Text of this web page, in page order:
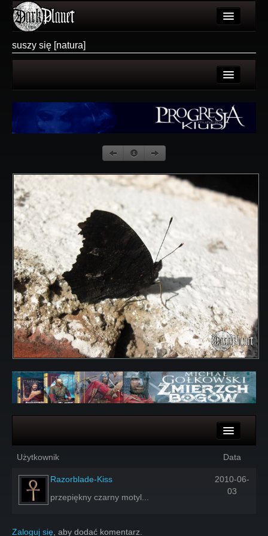
Użytkownicy
Galeria
Forum
Login
suszy się [natura]
Galerie użytkownika
Głosy
Użytkownik Data
Razorblade-Kiss
przepiękny czarny motyl...
2010-06-
03
Zaloguj się , aby dodać komentarz.